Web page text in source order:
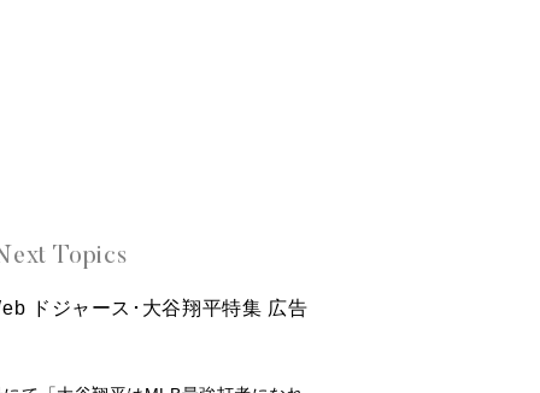
Topics
ドジャース･大谷翔平特集 広告